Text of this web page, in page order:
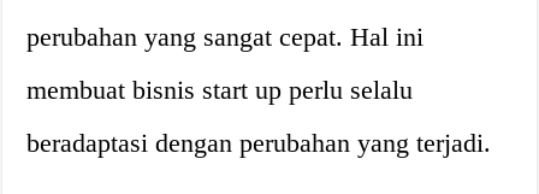
perubahan yang sangat cepat. Hal ini
membuat bisnis start up perlu selalu
beradaptasi dengan perubahan yang terjadi.